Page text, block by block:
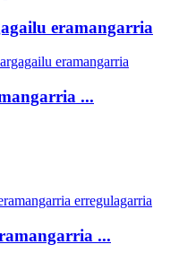
eramangarria
...
...